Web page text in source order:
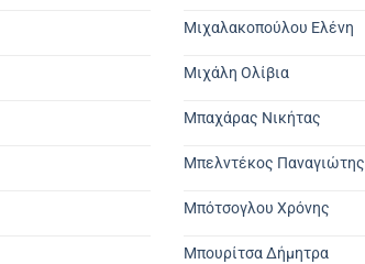
Μιχαλακοπούλου Ελένη
Μιχάλη Ολίβια
Μπαχάρας Νικήτας
Μπελντέκος Παναγιώτης
Μπότσογλου Χρόνης
Μπουρίτσα Δήμητρα